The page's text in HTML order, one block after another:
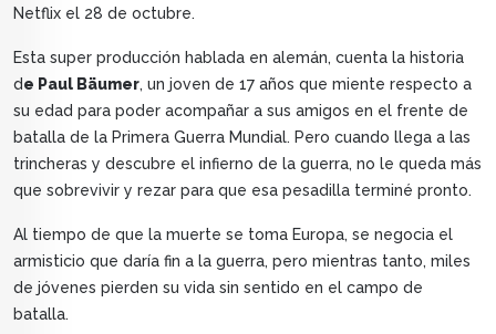
Netflix el 28 de octubre.
Esta super producción hablada en alemán, cuenta la historia
de Paul Bäumer, un joven de 17 años que miente respecto a
su edad para poder acompañar a sus amigos en el frente de
batalla de la Primera Guerra Mundial. Pero cuando llega a las
trincheras y descubre el infierno de la guerra, no le queda más
que sobrevivir y rezar para que esa pesadilla terminé pronto.
Al tiempo de que la muerte se toma Europa, se negocia el
armisticio que daría fin a la guerra, pero mientras tanto, miles
de jóvenes pierden su vida sin sentido en el campo de
batalla.